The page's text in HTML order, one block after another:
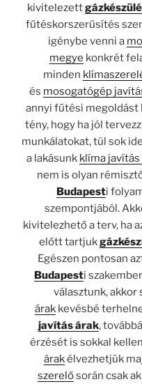
kivitelezett
fűtéskorszerűsítés
igénybe venni a
megye konkrét
minden
és mosogatógép
annyi fűtési megoldást
tény, hogy ha jól
munkálatokat, túl sok
a lakásunk klíma
nem is olyan
Budapesti
szempontjából.
kivitelezhető a terv, ha
előtt tartjuk
Egészen pontosan
Budapesti
választunk, akkor
árakkevésbé
javítás árak,
érzését is sokkal
árakélvezhetjük
szerelősorán csak